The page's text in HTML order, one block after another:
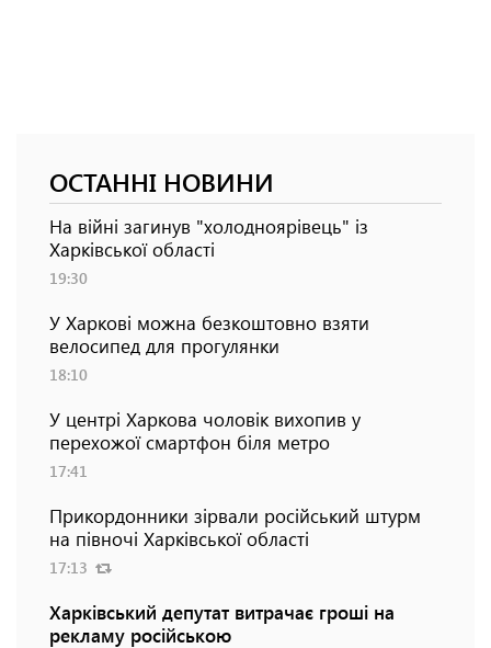
ОСТАННІ НОВИНИ
На війні загинув "холодноярівець" із
Харківської області
19:30
У Харкові можна безкоштовно взяти
велосипед для прогулянки
18:10
У центрі Харкова чоловік вихопив у
перехожої смартфон біля метро
17:41
Прикордонники зірвали російський штурм
на півночі Харківської області
17:13
Харківський депутат витрачає гроші на
рекламу російською